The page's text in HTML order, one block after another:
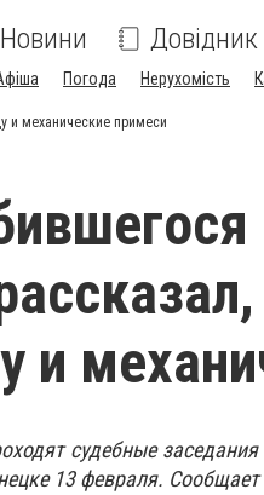
Новини Довідник
Погода Нерухомість
и механические примеси
и
судебные
13 февраля.